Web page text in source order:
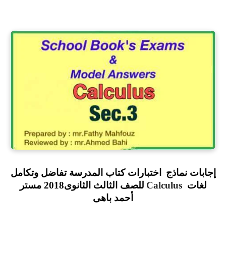
إجابات نماذج
اختبارات كتاب المدرسة تفاضل وتكامل
لغات Calculus
للصف الثالث الثانوى2018 مستر
أحمد باهى